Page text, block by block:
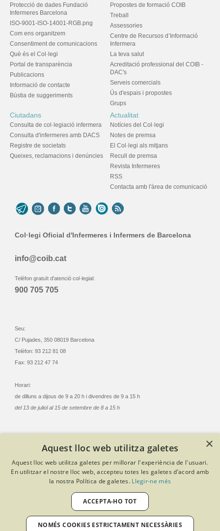
Protecció de dades Fundació
Infermeres Barcelona
ISO-9001-ISO-14001-RGB.png
Com ens organitzem
Consentiment de comunicacions
Què és el Col·legi
Portal de transparència
Publicacions
Informació de contacte
Bústia de suggeriments
Propostes de formació COIB
Treball
Assessories
Centre de Recursos d’Informació
Infermera
La teva salut
Acreditació professional del COIB -
DAC's
Serveis comercials
Ús d'espais i propostes
Grups
Ciutadans
Consulta de col·legiació infermera
Consulta d'infermeres amb DACS
Registre de societats
Queixes, reclamacions i denúncies
Actualitat
Notícies del Col·legi
Notes de premsa
El Col·legi als mitjans
Recull de premsa
Revista Infermeres
RSS
Contacta amb l'àrea de comunicació
Col·legi Oficial d'Infermeres i Infermers de Barcelona
info@coib.cat
Telèfon gratuït d'atenció col·legial:
900 705 705
Seu:
C/ Pujades, 350 08019 Barcelona
Telèfon: 93 212 81 08
Fax: 93 212 47 74
Horari:
de dilluns a dijous de 9 a 20 h i divendres de 9 a 15 h
del 13 de juliol al 15 de setembre de 8 a 15 h
© Col·legi Oficial Infermeres i Infermers de Barcelona
Criteris de privacitat
Política de cookies
Avís legal
Política de protecció de dades
Política de qualitat
Desenvolupat amb Softeng Portal Builder
×
Aquest lloc web utilitza galetes
Aquest lloc web utilitza galetes per millorar l'experiència de l'usuari.
En utilitzar el nostre lloc web, accepteu totes les galetes d’acord amb
la nostra Política de galetes. Llegir-ne més
ACCEPTA-HO TOT
NOMÉS COOKIES ESTRICTAMENT NECESSÀRIES